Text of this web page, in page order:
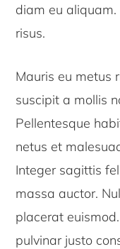
diam eu
risus.
Mauris eu metus
suscipit a mollis
Pellentesque
netus et
Integer sagittis
massa auctor.
placerat
pulvinar justo